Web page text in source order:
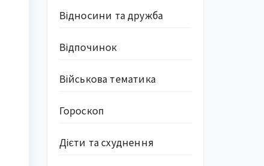
Відносини та дружба
Відпочинок
Військова тематика
Гороскоп
Дієти та схуднення